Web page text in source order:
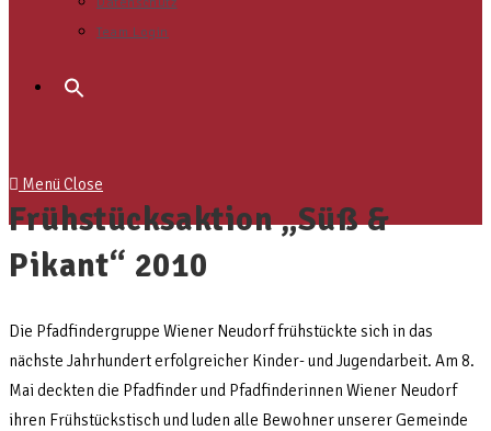
Team Login
for:
MenüClose
Frühstücksaktion „Süß &
Pikant“ 2010
Die Pfadfindergruppe Wiener Neudorf frühstückte sich in das
nächste Jahrhundert erfolgreicher Kinder- und Jugendarbeit. Am 8.
Mai deckten die Pfadfinder und Pfadfinderinnen Wiener Neudorf
ihren Frühstückstisch und luden alle Bewohner unserer Gemeinde